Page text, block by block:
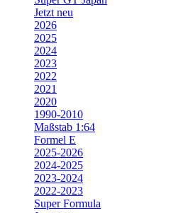
Jetzt neu
2026
2025
2024
2023
2022
2021
2020
1990-2010
Maßstab 1:64
Formel E
2025-2026
2024-2025
2023-2024
2022-2023
Super Formula